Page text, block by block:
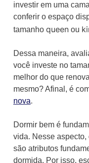
investir em uma
conferir o espaço
tamanho queenou
Dessa maneira,
você investe no
melhor do que
mesmo? Afinal, é
nova.
Dormir bem é
vida. Nesse
são atributos
dormida. Por isso,